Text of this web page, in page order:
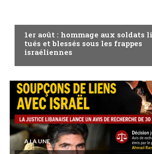
1er août : hommage aux soldats
tués et blessés sous les frappes
israéliennes
A LA UNE